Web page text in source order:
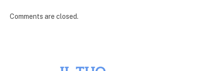
Comments are closed.